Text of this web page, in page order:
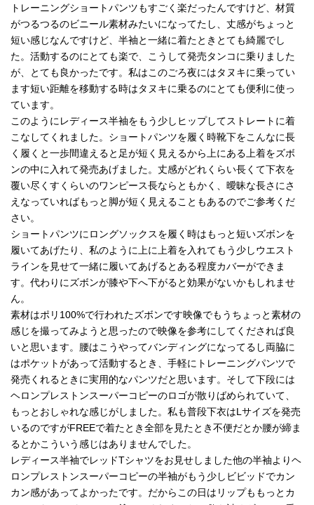
トレーニングショートパンツもすごく楽だったんですけど、材質
がつるつるのビニール素材みたいになってたし、丈感がちょっと
短い感じなんですけど、半袖と一緒に着たときとても綺麗でし
た。活動するのにとても楽で、こうして発売タンコに乗りました
が、とても良かったです。私はこのごろ夜にはタヌキに乗ってい
ます短い距離を移動する時はタヌキに乗るのにとても便利に使っ
ています。
このようにレディース半袖をもう少しヒップしてストレートに着
こなしてくれました。ショートパンツを履く時靴下をこんなに長
く履くと一歩間違えると足が短く見えるから上にある上着をズボ
ンの中に入れて発売あげました。丈感がどれくらい長くて下衣を
覆い尽くすくらいのワンピース長ならともかく、曖昧な長さにさ
えなっていればもっと脚が短く見えることもあるのでご参考くだ
さい。
ショートパンツにロングソックスを履く時はもっと短いズボンを
履いてあげたり、私のように上に上着を入れてもう少しウエスト
ラインを見せて一緒に履いてあげるとある程度カバーができま
す。代わりにズボンが膝や下へ下がると効果がないかもしれませ
ん。
素材はポリ100%で行われたズボンです映像でもうちょっと素材の
感じを撮ってみようと思ったので映像を参考にしてくだされば良
いと思います。腰はこうやってバンディングになってるし両脇に
はポケットがあって活動するとき、手軽にトレーニングパンツで
発売くれるときに実用的なパンツだと思います。そして下段には
ヘロンプレストンスーパーコピーのロゴが散りばめられていて、
もっとおしゃれな感じがしました。私も普段下衣はLサイズを発売
いるのですがFREEで着たとき全部を見たとき不便だとか腰が締ま
るとかこういう感じはありませんでした。
レディース半袖でレッドTシャツをお見せしました他の半袖よりヘ
ロンプレストンスーパーコピーの半袖がもう少しビビッドでカン
カン感があってよかったです。だからこの日はリップももっとカ